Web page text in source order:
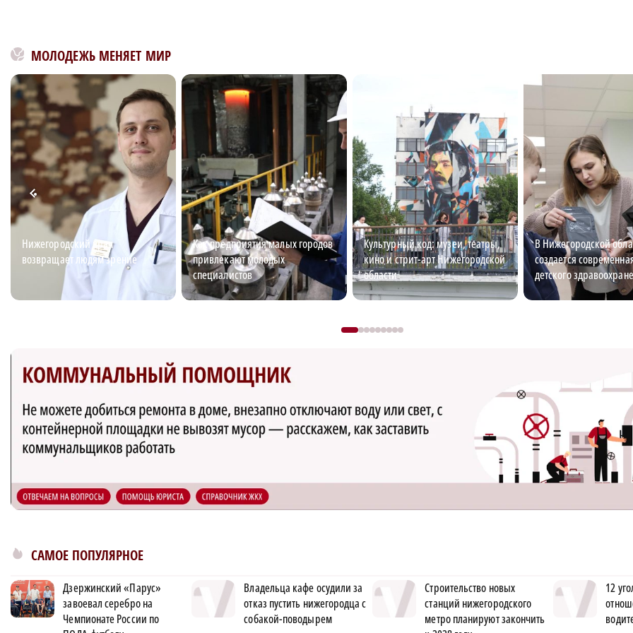
МОЛОДЕЖЬ МЕНЯЕТ МИР
Нижегородский врач
возвращает людям зрение
Как предприятия малых городов
привлекают молодых
специалистов
Культурный код: музеи, театры,
кино и стрит-арт Нижегородской
области
В Нижегородской
создается
детского
САМОЕ ПОПУЛЯРНОЕ
Дзержинский «Парус»
завоевал серебро на
Чемпионате России по
Владельца кафе осудили за
отказ пустить нижегородца с
собакой-поводырем
Строительство новых
станций нижегородского
метро планируют закончить
12